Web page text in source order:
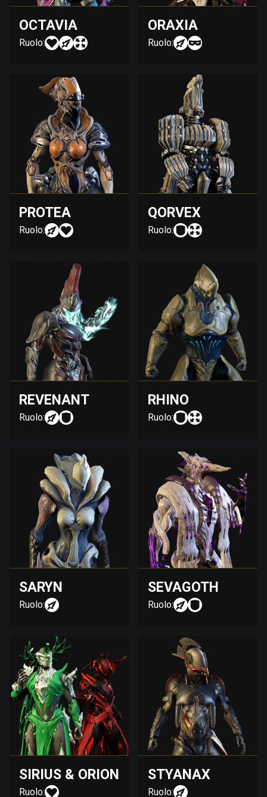
OCTAVIA
Ruolo:
ORAXIA
Ruolo:
PROTEA
Ruolo:
QORVEX
Ruolo:
REVENANT
Ruolo:
RHINO
Ruolo:
SARYN
Ruolo:
SEVAGOTH
Ruolo:
SIRIUS & ORION
Ruolo:
STYANAX
Ruolo: